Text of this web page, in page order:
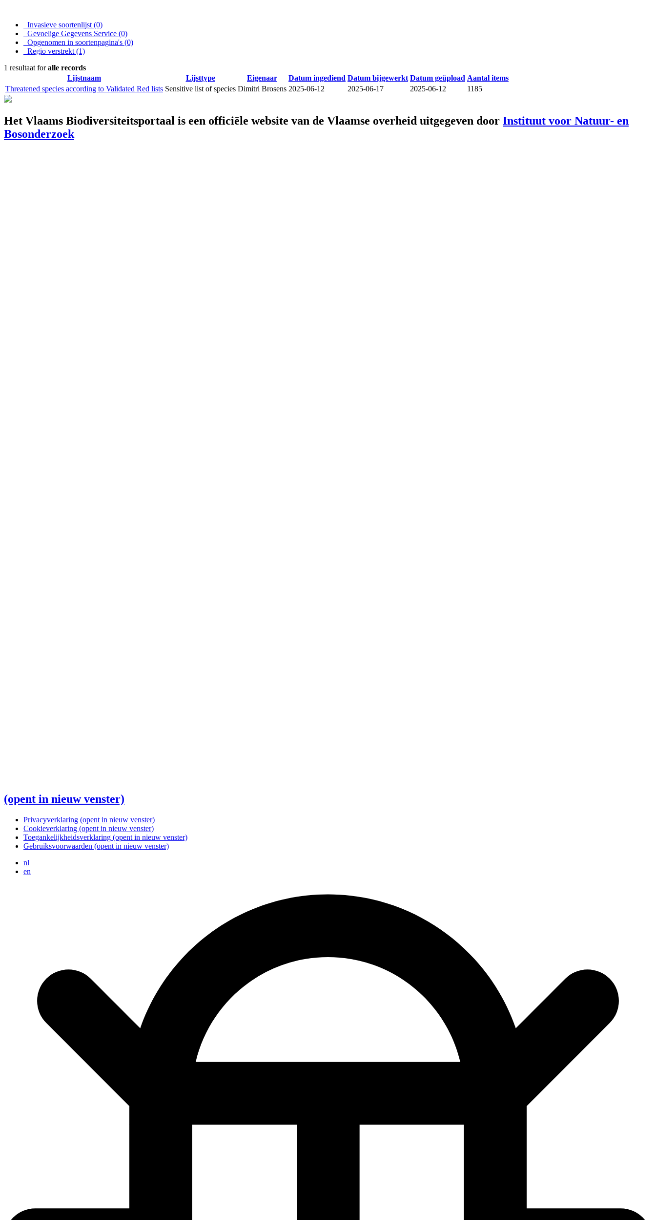
Invasieve soortenlijst (0)
Gevoelige Gegevens Service (0)
Opgenomen in soortenpagina's (0)
Regio verstrekt (1)
1 resultaat foralle records
Lijstnaam
Lijsttype Eigenaar Datum ingediend Datum bijgewerkt Datum geüpload Aantal items
Threatened species according to Validated Red lists Sensitive list of species Dimitri Brosens 2025-06-12 2025-06-17 2025-06-12 1185
Het Vlaams Biodiversiteitsportaal is een officiële website van de Vlaamse overheid uitgegeven door Instituut voor Natuur- en
Bosonderzoek
(opent in nieuw venster)
Privacyverklaring (opent in nieuw venster)
Cookieverklaring (opent in nieuw venster)
Toegankelijkheidsverklaring (opent in nieuw venster)
Gebruiksvoorwaarden (opent in nieuw venster)
nl
en